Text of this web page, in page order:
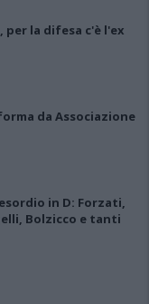
per la difesa c'è l'ex
da Associazione
in D: Forzati,
Bolzicco e tanti